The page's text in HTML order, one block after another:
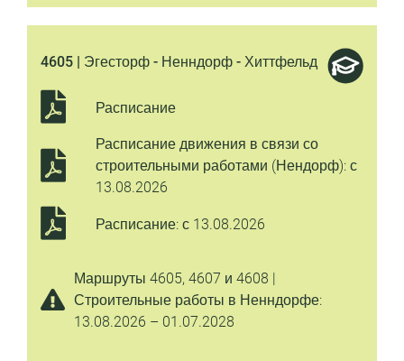
4605 | Эгесторф - Ненндорф - Хиттфельд
Расписание
Расписание движения в связи со
строительными работами (Нендорф): с
13.08.2026
Расписание: с 13.08.2026
Маршруты 4605, 4607 и 4608 |
Строительные работы в Ненндорфе:
13.08.2026 – 01.07.2028